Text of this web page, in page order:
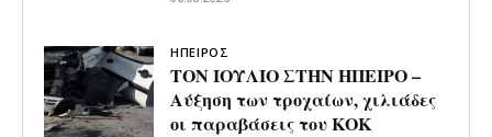
ΗΠΕΙΡΟΣ
ΤΟΝ ΙΟΥΛΙΟ ΣΤΗΝ ΗΠΕΙΡΟ –
Αύξηση των τροχαίων, χιλιάδες
οι παραβάσεις του ΚΟΚ